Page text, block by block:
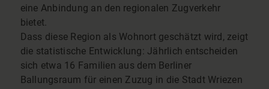
eine Anbindung an den regionalen Zugverkehr
bietet.
Dass diese Region als Wohnort geschätzt wird, zeigt
die statistische Entwicklung: Jährlich entscheiden
sich etwa 16 Familien aus dem Berliner
Ballungsraum für einen Zuzug in die Stadt Wriezen